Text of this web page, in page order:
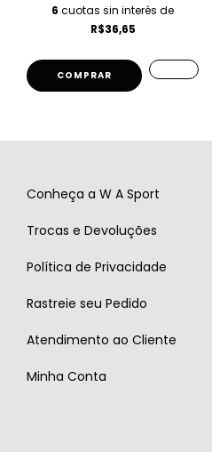
6 cuotas sin interés de
R$36,65
COMPRAR
Conheça a W A Sport
Trocas e Devoluções
Política de Privacidade
Rastreie seu Pedido
Atendimento ao Cliente
Minha Conta